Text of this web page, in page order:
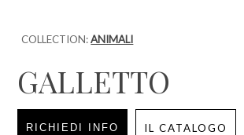
COLLECTION:ANIMALI
GALLETTO
RICHIEDI INFO IL CATALOGO